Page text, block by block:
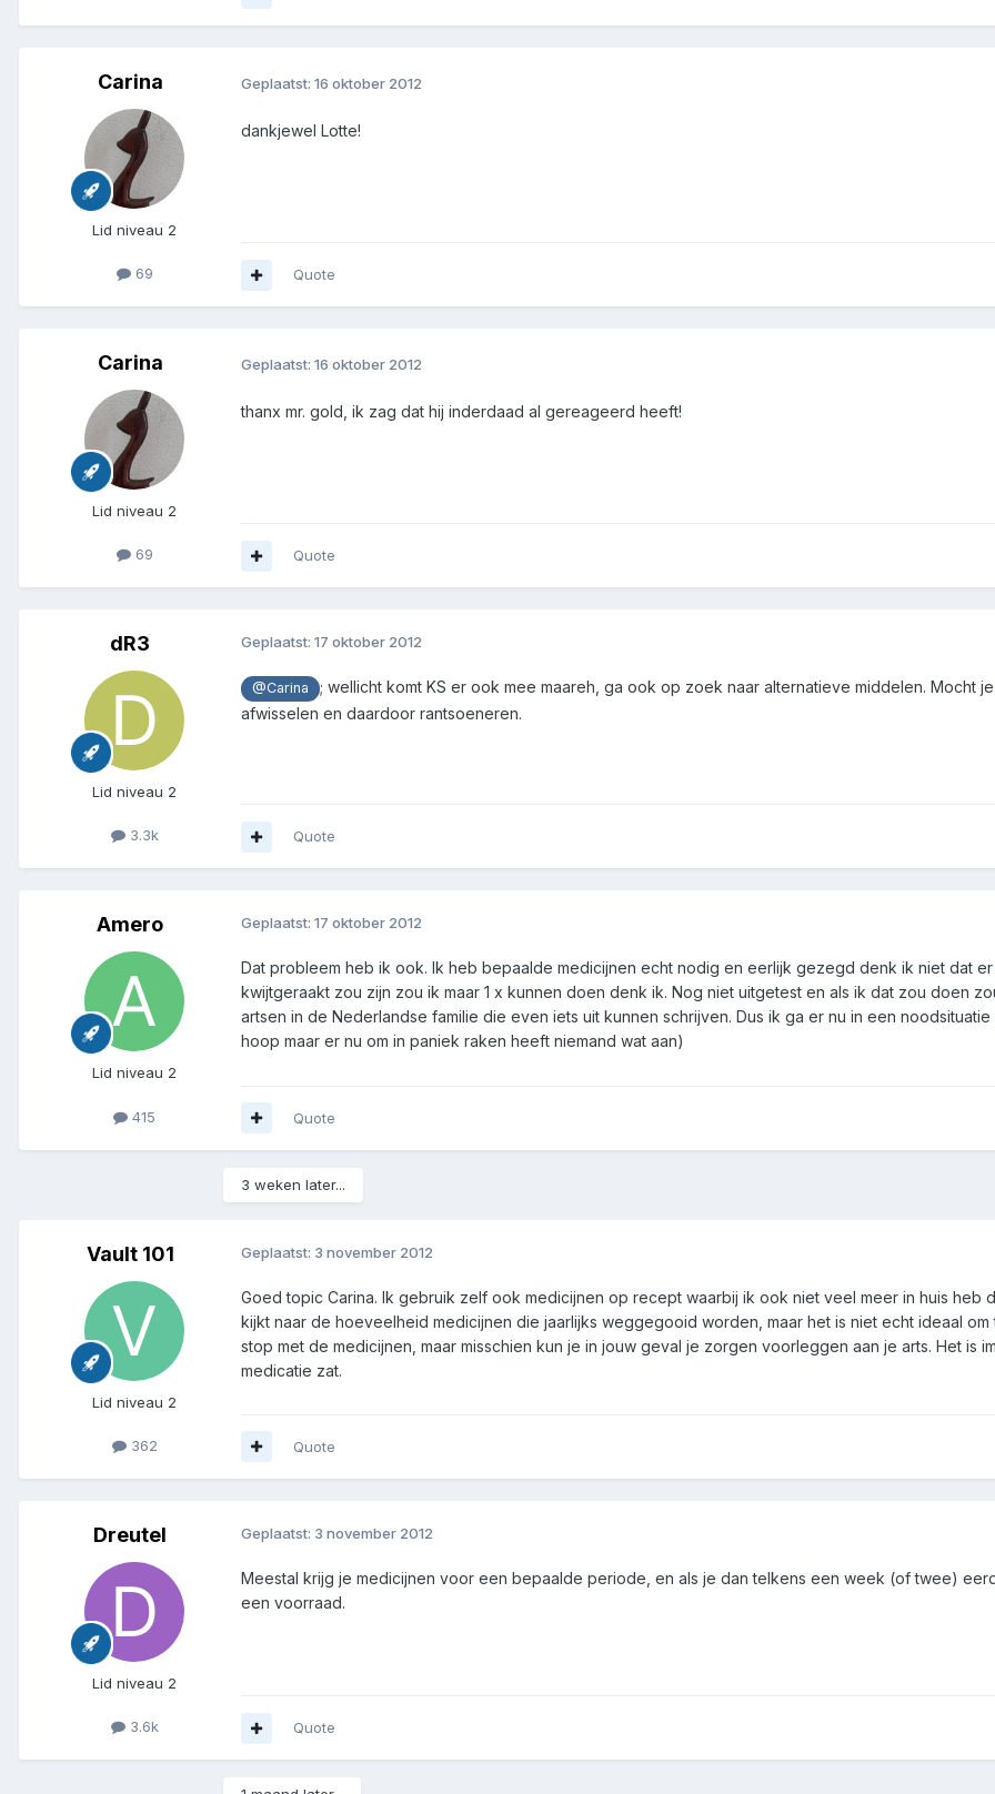
Carina
Lid niveau 2
69
Geplaatst: 16 oktober 2012
dankjewel Lotte!
Quote
Carina
Lid niveau 2
69
Geplaatst: 16 oktober 2012
thanx mr. gold, ik zag dat hij inderdaad al gereageerd heeft!
Quote
dR3
Lid niveau 2
3.3k
Geplaatst: 17 oktober 2012
@Carina
; wellicht komt KS er ook mee maareh, ga ook op zoek naar alternatieve middelen. Mocht
afwisselen en daardoor rantsoeneren.
Quote
Amero
Lid niveau 2
415
Geplaatst: 17 oktober 2012
Dat probleem heb ik ook. Ik heb bepaalde medicijnen echt nodig en eerlijk gezegd denk ik niet dat
kwijtgeraakt zou zijn zou ik maar 1 x kunnen doen denk ik. Nog niet uitgetest en als ik dat zou doen
artsen in de Nederlandse familie die even iets uit kunnen schrijven. Dus ik ga er nu in een
hoop maar er nu om in paniek raken heeft niemand wat aan)
Quote
3 weken later...
Vault 101
Lid niveau 2
362
Geplaatst: 3 november 2012
Goed topic Carina. Ik gebruik zelf ook medicijnen op recept waarbij ik ook niet veel meer in huis heb
kijkt naar de hoeveelheid medicijnen die jaarlijks weggegooid worden, maar het is niet echt ideaal
stop met de medicijnen, maar misschien kun je in jouw geval je zorgen voorleggen aan je arts. Het
medicatie zat.
Quote
Dreutel
Lid niveau 2
3.6k
Geplaatst: 3 november 2012
Meestal krijg je medicijnen voor een bepaalde periode, en als je dan telkens een week (of twee)
een voorraad.
Quote